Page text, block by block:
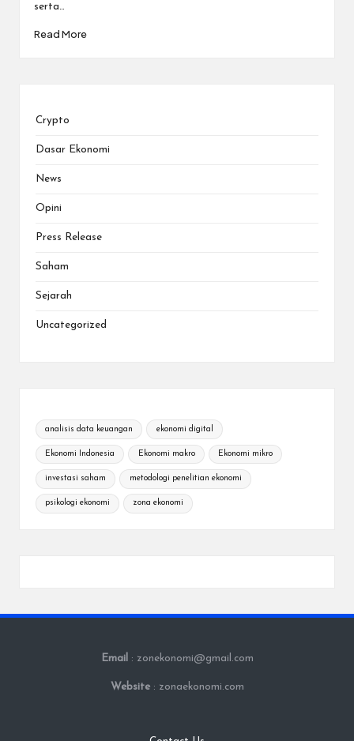
serta…
Read More
Crypto
Dasar Ekonomi
News
Opini
Press Release
Saham
Sejarah
Uncategorized
analisis data keuangan ekonomi digital
Ekonomi Indonesia Ekonomi makro Ekonomi mikro
investasi saham metodologi penelitian ekonomi
psikologi ekonomi zona ekonomi
Email : zonekonomi@gmail.com
Website : zonaekonomi.com